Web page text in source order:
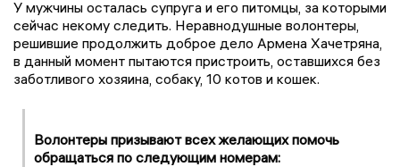
У мужчины осталась супруга и его питомцы, за которыми
сейчас некому следить. Неравнодушные волонтеры,
решившие продолжить доброе дело Армена Хачетряна,
в данный момент пытаются пристроить, оставшихся без
заботливого хозяина, собаку, 10 котов и кошек.
Волонтеры призывают всех желающих помочь
обращаться по следующим номерам: